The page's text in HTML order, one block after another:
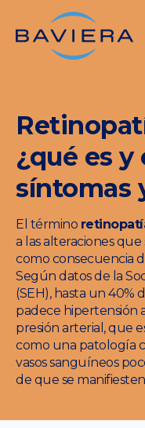
¿qué es y
síntomas
El término
a las alteraciones
como consecuencia
Según datos de la
(SEH), hasta un 40%
padece hipertensión
presión arterial, que
como una patología
vasos sanguíneos
de que se